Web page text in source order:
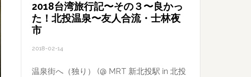
2018台湾旅行記〜その３〜良かっ
た！北投温泉〜友人合流・士林夜
市
2018-02-14
温泉街へ（独り） (@ MRT 新北投駅 in 北投